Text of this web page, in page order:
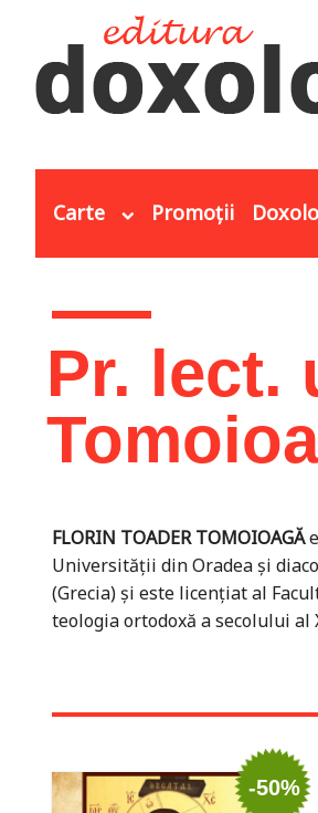
Carte Promoții
Pr. lect.
FLORIN TOADER TOMOIOAGĂ
Universităţii din Oradea şi
(Grecia) şi este licenţiat al
teologia ortodoxă a secolului al
-50%